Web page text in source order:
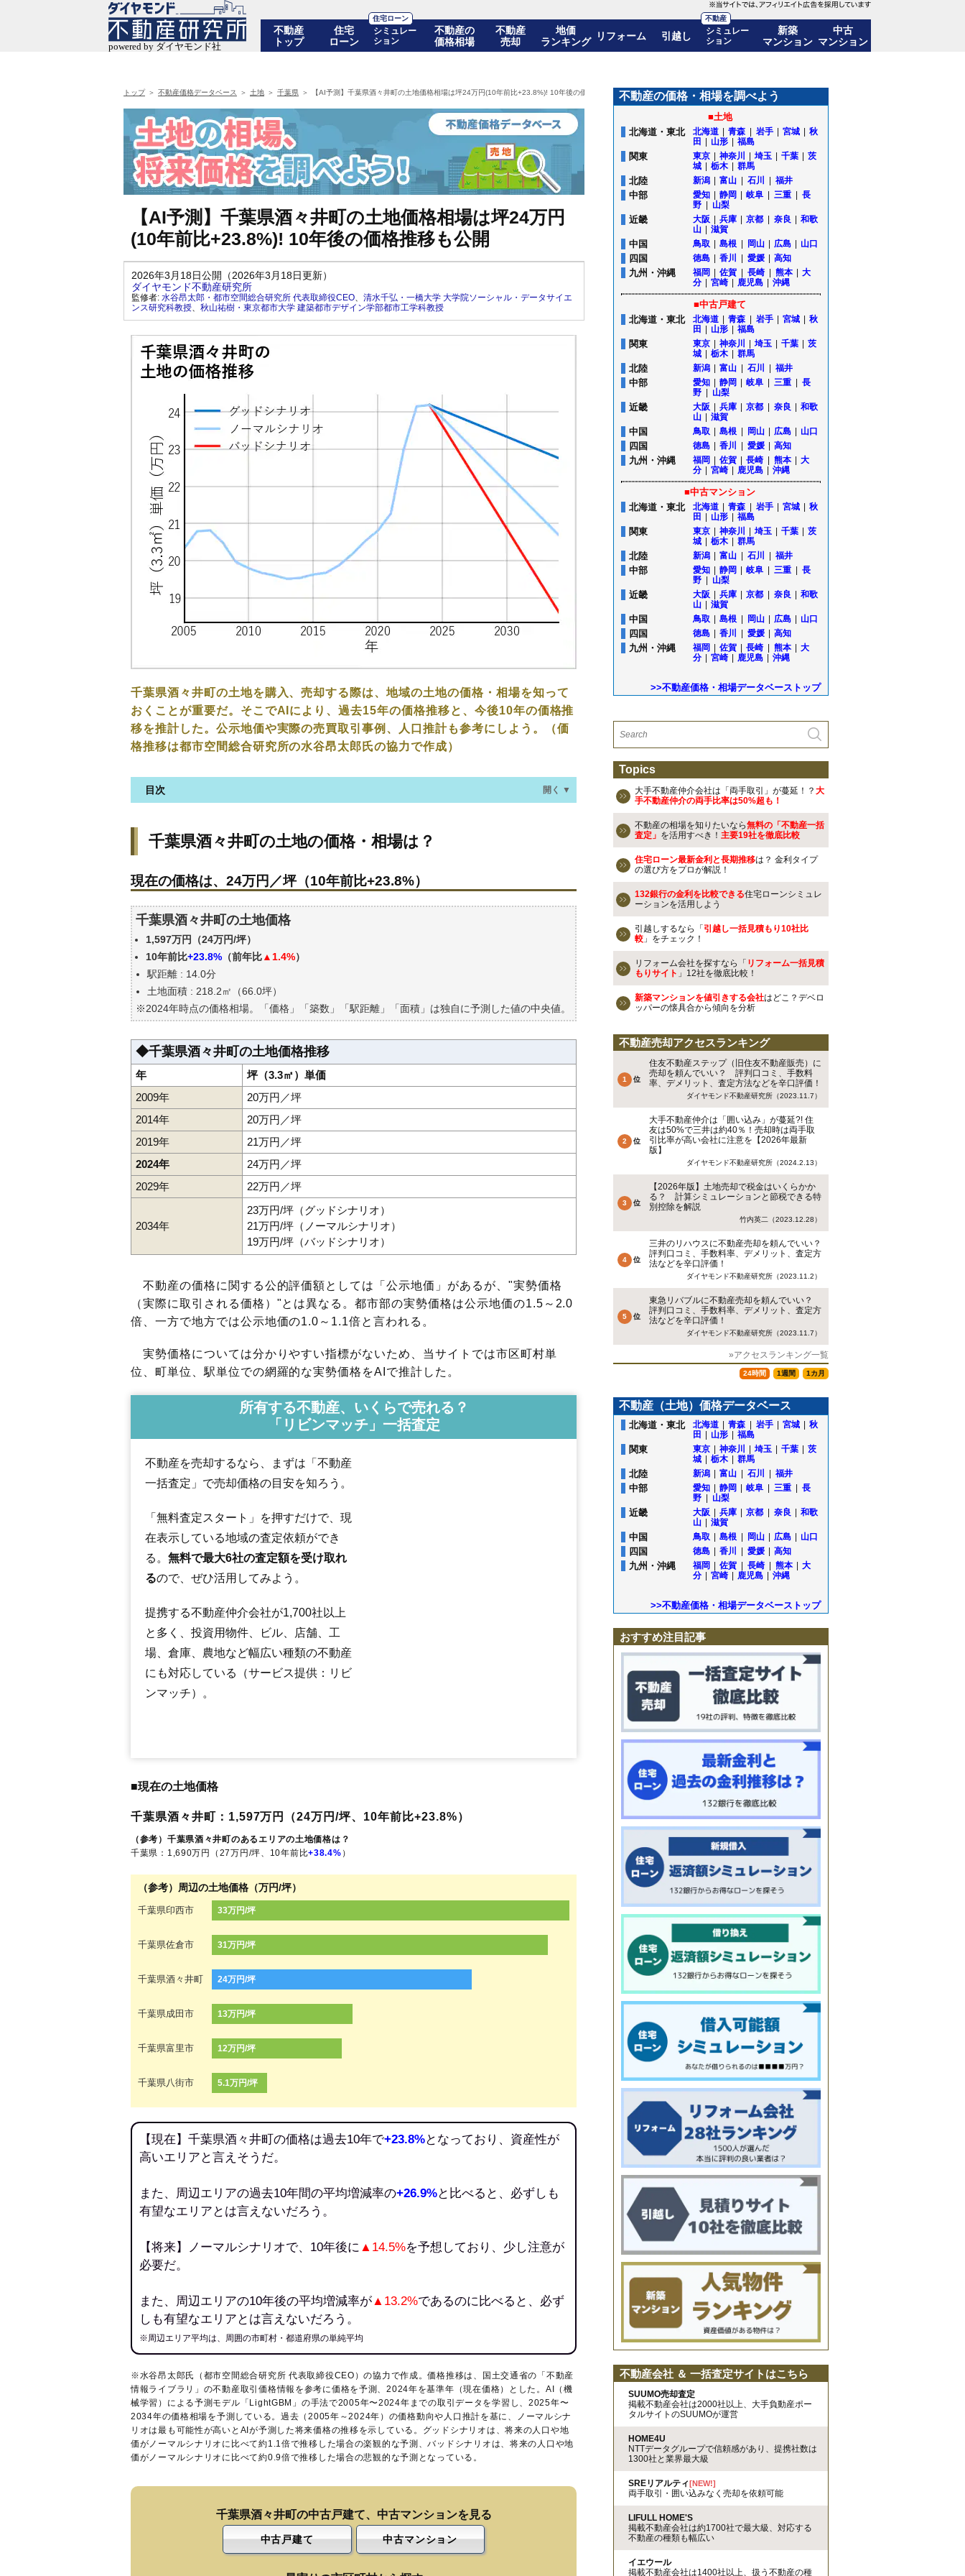
不動産
トップ
住宅
ローン
住宅ローン
シミュレー
ション
不動産の
価格相場
不動産
売却
地価
ランキング
リフォーム 引越し
不動産
シミュレー
ション
新築
マンション
中古
マンション
トップ 不動産価格データベース 土地 千葉県 【AI予測】千葉県酒々井町の土地価格相場は坪24万円(10年前比+23.8%)! 10年後の価格推移も公開
【AI予測】千葉県酒々井町の土地価格相場は坪24万円
(10年前比+23.8%)! 10年後の価格推移も公開
2026年3月18日公開（2026年3月18日更新）
ダイヤモンド不動産研究所
監修者: 水谷昂太郎・都市空間総合研究所 代表取締役CEO、 清水千弘・一橋大学 大学院ソーシャル・データサイエ
ンス研究科教授、 秋山祐樹・東京都市大学 建築都市デザイン学部都市工学科教授
千葉県酒々井町の土地を購入、売却する際は、地域の土地の価格・相場を知って
おくことが重要だ。そこでAIにより、過去15年の価格推移と、今後10年の価格推
移を推計した。公示地価や実際の売買取引事例、人口推計も参考にしよう。（価
格推移は都市空間総合研究所の水谷昂太郎氏の協力で作成）
目次 開く ▼
現在の価格は、24万円／坪（10年前比+23.8%）
駅からの徒歩距離で価格はどうなる？
千葉県酒々井町の土地の過去の売買事例
公示地価はいくら
エリアの将来性を人口予想から検討しよう
自分の年収でいくらの不動産が買える？
千葉県酒々井町の土地の価格・相場は？
現在の価格は、24万円／坪（10年前比+23.8%）
千葉県酒々井町の土地価格
1,597万円（24万円/坪）
10年前比+23.8% （前年比▲1.4%）
駅距離 : 14.0分
土地面積 : 218.2㎡（66.0坪）
※2024年時点の価格相場。「価格」「築数」「駅距離」「面積」は独自に予測した値の中央値。
◆千葉県酒々井町の土地価格推移
年
坪（3.3㎡）単価
2009年
20万円／坪
2014年
20万円／坪
2019年
21万円／坪
2024年
24万円／坪
2029年
22万円／坪
2034年
23万円/坪（グッドシナリオ）
21万円/坪（ノーマルシナリオ）
19万円/坪（バッドシナリオ）
不動産の価格に関する公的評価額としては「公示地価」があるが、"実勢価格
（実際に取引される価格）"とは異なる。都市部の実勢価格は公示地価の1.5～2.0
倍、一方で地方では公示地価の1.0～1.1倍と言われる。
実勢価格については分かりやすい指標がないため、当サイトでは市区町村単
位、町単位、駅単位での網羅的な実勢価格をAIで推計した。
所有する不動産、いくらで売れる？
「リビンマッチ」一括査定
不動産を売却するなら、まずは「不動産
一括査定」で売却価格の目安を知ろう。
「無料査定スタート」を押すだけで、現
在表示している地域の査定依頼ができ
る。 無料で最大6社の査定額を受け取れ
るので、ぜひ活用してみよう。
提携する不動産仲介会社が1,700社以上
と多く、投資用物件、ビル、店舗、工
場、倉庫、農地など幅広い種類の不動産
にも対応している（サービス提供：リビ
ンマッチ）。
■現在の土地価格
千葉県酒々井町：1,597万円（24万円/坪、10年前比+23.8%）
（参考）千葉県酒々井町のあるエリアの土地価格は？
千葉県：1,690万円（27万円/坪、10年前比+38.4% ）
（参考）周辺の土地価格（万円/坪）
千葉県印西市 33万円/坪
千葉県佐倉市 31万円/坪
千葉県酒々井町 24万円/坪
千葉県成田市 13万円/坪
千葉県富里市 12万円/坪
千葉県八街市 5.1万円/坪
【現在】千葉県酒々井町の価格は過去10年で+23.8%となっており、資産性が
高いエリアと言えそうだ。
また、周辺エリアの過去10年間の平均増減率の+26.9%と比べると、必ずしも
有望なエリアとは言えないだろう。
【将来】ノーマルシナリオで、10年後に ▲14.5%を予想しており、少し注意が
必要だ。
また、周辺エリアの10年後の平均増減率が▲13.2%であるのに比べると、必ず
しも有望なエリアとは言えないだろう。
※周辺エリア平均は、周囲の市町村・都道府県の単純平均
※水谷昂太郎氏（都市空間総合研究所 代表取締役CEO）の協力で作成。価格推移は、国土交通省の「 不動産
情報ライブラリ 」の不動産取引価格情報を参考に価格を予測、2024年を基準年（現在価格）とした。AI（機
械学習）による予測モデル「LightGBM」の手法で2005年〜2024年までの取引データを学習し、2025年〜
2034年の価格相場を予測している。過去（2005年～2024年）の価格動向や人口推計を基に、ノーマルシナ
リオは最も可能性が高いとAIが予測した将来価格の推移を示している。グッドシナリオは、将来の人口や地
価がノーマルシナリオに比べて約1.1倍で推移した場合の楽観的な予測、バッドシナリオは、将来の人口や地
価がノーマルシナリオに比べて約0.9倍で推移した場合の悲観的な予測となっている。
千葉県酒々井町の中古戸建て、中古マンションを見る
中古戸建て 中古マンション
飯積
東酒々井
南酒々井駅
不動産の価格・相場を調べよう
■土地
北海道・東北
北海道 青森 岩手 宮城
秋
田
山形 福島
関東 東京 神奈川 埼玉 千葉
茨
城
栃木 群馬
北陸 新潟 富山 石川 福井
中部 愛知 静岡 岐阜 三重
長
野
山梨
近畿 大阪 兵庫 京都 奈良
和歌
山
滋賀
中国 鳥取 島根 岡山 広島 山口
四国 徳島 香川 愛媛 高知
九州・沖縄 福岡 佐賀 長崎 熊本
大
分
宮崎 鹿児島 沖縄
■中古戸建て
北海道・東北
北海道 青森 岩手 宮城
秋
田
山形 福島
関東 東京 神奈川 埼玉 千葉
茨
城
栃木 群馬
北陸 新潟 富山 石川 福井
中部 愛知 静岡 岐阜 三重
長
野
山梨
近畿 大阪 兵庫 京都 奈良
和歌
山
滋賀
中国 鳥取 島根 岡山 広島 山口
四国 徳島 香川 愛媛 高知
九州・沖縄 福岡 佐賀 長崎 熊本
大
分
宮崎 鹿児島 沖縄
■中古マンション
北海道・東北
北海道 青森 岩手 宮城
秋
田
山形 福島
関東 東京 神奈川 埼玉 千葉
茨
城
栃木 群馬
北陸 新潟 富山 石川 福井
中部 愛知 静岡 岐阜 三重
長
野
山梨
近畿 大阪 兵庫 京都 奈良
和歌
山
滋賀
中国 鳥取 島根 岡山 広島 山口
四国 徳島 香川 愛媛 高知
九州・沖縄 福岡 佐賀 長崎 熊本
大
分
宮崎 鹿児島 沖縄
>>不動産価格・相場データベーストップ
Topics
大手不動産仲介会社は「両手取引」が蔓延！？ 大
手不動産仲介の両手比率は50%超も！
不動産の相場を知りたいなら無料の「不動産一括
査定」 を活用すべき！ 主要19社を徹底比較
住宅ローン最新金利と長期推移は？ 金利タイプ
の選び方をプロが解説！
132銀行の金利を比較できる住宅ローンシミュレ
ーションを活用しよう
引越しするなら「 引越し一括見積もり10社比
較 」をチェック！
リフォーム会社を探すなら「 リフォーム一括見積
もりサイト 」12社を徹底比較！
新築マンションを値引きする会社はどこ？デベロ
ッパーの懐具合から傾向を分析
不動産売却アクセスランキング
住友不動産ステップ（旧住友不動産販売）に
売却を頼んでいい？ 評判口コミ、手数料
率、デメリット、査定方法などを辛口評価！
ダイヤモンド不動産研究所（2023.11.7）
大手不動産仲介は「囲い込み」が蔓延?! 住
友は50%で三井は約40％！売却時は両手取
引比率が高い会社に注意を【2026年最新
版】
ダイヤモンド不動産研究所（2024.2.13）
【2026年版】土地売却で税金はいくらかか
る？ 計算シミュレーションと節税できる特
別控除を解説
竹内英二（2023.12.28）
三井のリハウスに不動産売却を頼んでいい？
評判口コミ、手数料率、デメリット、査定方
法などを辛口評価！
ダイヤモンド不動産研究所（2023.11.2）
東急リバブルに不動産売却を頼んでいい？
評判口コミ、手数料率、デメリット、査定方
法などを辛口評価！
ダイヤモンド不動産研究所（2023.11.7）
»アクセスランキング一覧
24時間 1週間 1カ月
不動産（土地）価格データベース
北海道・東北 北海道 青森 岩手 宮城
秋
田
山形 福島
関東 東京 神奈川 埼玉 千葉
茨
城
栃木 群馬
北陸 新潟 富山 石川 福井
中部 愛知 静岡 岐阜 三重
長
野
山梨
近畿 大阪 兵庫 京都 奈良
和歌
山
滋賀
中国 鳥取 島根 岡山 広島 山口
四国 徳島 香川 愛媛 高知
九州・沖縄 福岡 佐賀 長崎 熊本
大
分
宮崎 鹿児島 沖縄
>>不動産価格・相場データベーストップ
おすすめ注目記事
不動産会社 ＆ 一括査定サイトはこちら
SUUMO売却査定
掲載不動産会社は2000社以上、大手負動産ポー
タルサイトのSUUMOが運営
HOME4U
NTTデータグループで信頼感があり、提携社数は
1300社と業界最大級
SREリアルティ[NEW!]
両手取引・囲い込みなく売却を依頼可能
LIFULL HOME'S
掲載不動産会社は約1700社で最大級、対応する
不動産の種類も幅広い
イエウール
掲載不動産会社は1400社以上、扱う不動産の種